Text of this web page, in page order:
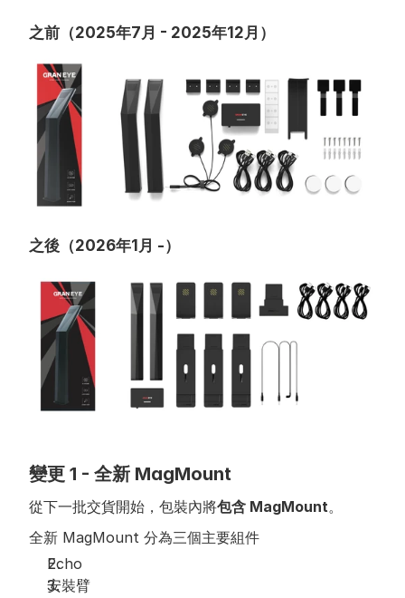
之前（2025年7月 - 2025年12月）
之後（2026年1月 -）
變更 1 - 全新 MagMount
從下一批交貨開始，包裝內將包含 MagMount。
全新 MagMount 分為三個主要組件
Echo
安裝臂